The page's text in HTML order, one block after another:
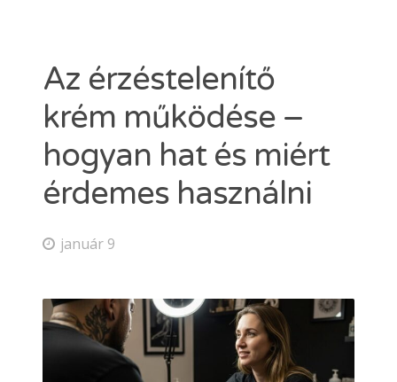
Dermacain 50g
Kosár
ÜZLETI
Search
Az érzéstelenítő
krém működése –
hogyan hat és miért
érdemes használni
január 9
VÁLASSZON A TKTX KENŐCSÖK KÖZÜL